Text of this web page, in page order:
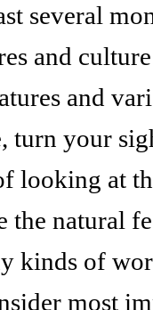
several
and
and
turn your
looking at
natural
kinds of
most